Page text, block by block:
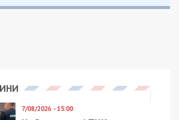
7/08/2026 - 15:00